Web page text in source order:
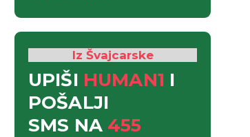
Iz Švajcarske
UPIŠI HUMAN1 I
POŠALJI
SMS NA 455